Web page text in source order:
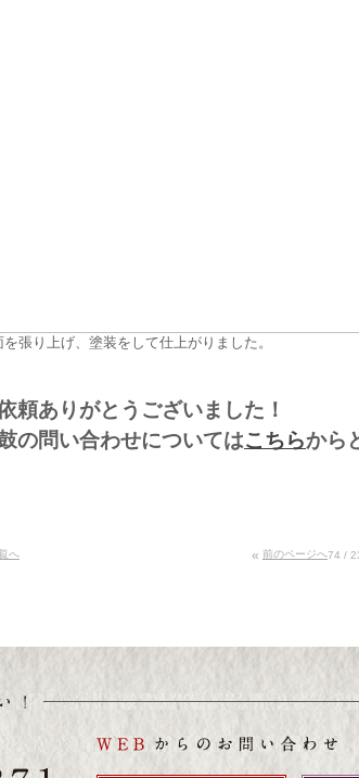
を張り上げ、塗装をして仕上がりました。
頼ありがとうございました！
の問い合わせについてはこちらから
へ « 前のページへ74 /